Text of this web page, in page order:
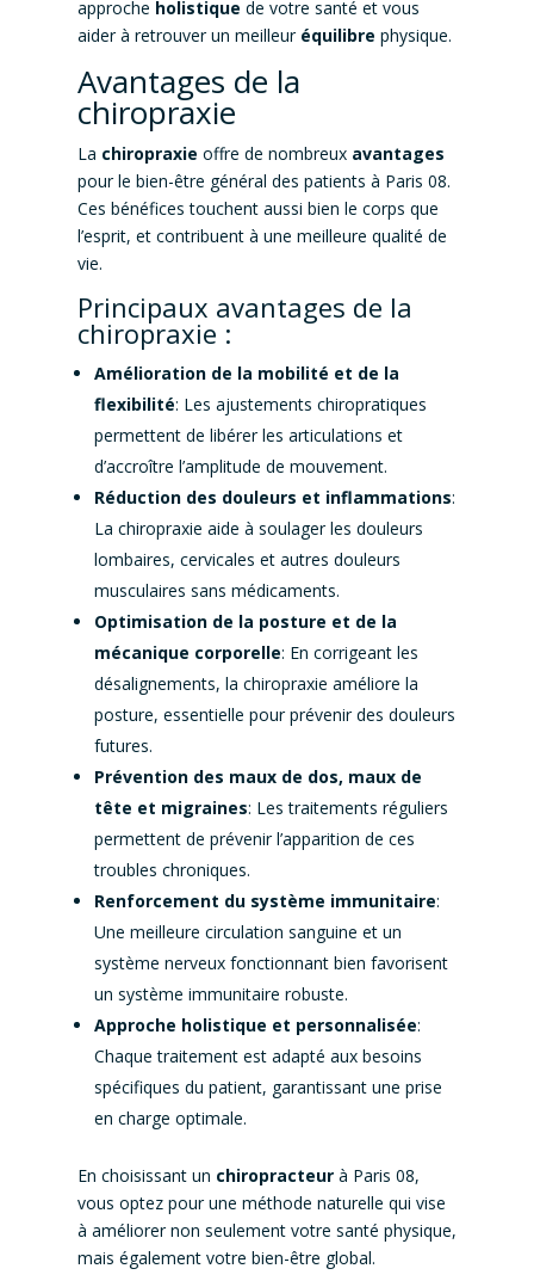
approche holistique de votre santé et vous
aider à retrouver un meilleur équilibre physique.
Avantages de la
chiropraxie
La chiropraxie offre de nombreux avantages
pour le bien-être général des patients à Paris 08.
Ces bénéfices touchent aussi bien le corps que
l’esprit, et contribuent à une meilleure qualité de
vie.
Principaux avantages de la
chiropraxie :
Amélioration de la mobilité et de la
flexibilité: Les ajustements chiropratiques
permettent de libérer les articulations et
d’accroître l’amplitude de mouvement.
Réduction des douleurs et inflammations:
La chiropraxie aide à soulager les douleurs
lombaires, cervicales et autres douleurs
musculaires sans médicaments.
Optimisation de la posture et de la
mécanique corporelle: En corrigeant les
désalignements, la chiropraxie améliore la
posture, essentielle pour prévenir des douleurs
futures.
Prévention des maux de dos, maux de
tête et migraines: Les traitements réguliers
permettent de prévenir l’apparition de ces
troubles chroniques.
Renforcement du système immunitaire:
Une meilleure circulation sanguine et un
système nerveux fonctionnant bien favorisent
un système immunitaire robuste.
Approche holistique et personnalisée:
Chaque traitement est adapté aux besoins
spécifiques du patient, garantissant une prise
en charge optimale.
En choisissant un chiropracteurà Paris 08,
vous optez pour une méthode naturelle qui vise
à améliorer non seulement votre santé physique,
mais également votre bien-être global.